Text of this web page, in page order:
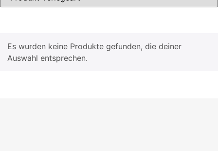
Es wurden keine Produkte gefunden, die deiner
Auswahl entsprechen.